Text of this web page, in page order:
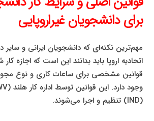
برای دانشجویان غیراروپایی
مهم‌ترین نکته‌ای که دانشجویان ایرانی و سایر
اتحادیه اروپا باید بدانند این است که اجازه
قوانین مشخصی برای ساعات کاری و نوع
(IND) تنظیم و اجرا می‌شوند.